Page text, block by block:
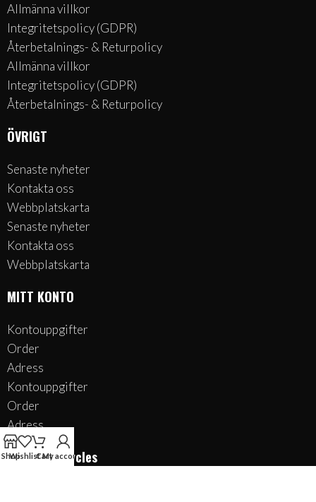
Allmänna villkor
Integritetspolicy (GDPR)
Återbetalnings- & Returpolicy
Allmänna villkor
Integritetspolicy (GDPR)
Återbetalnings- & Returpolicy
ÖVRIGT
Senaste nyheter
Kontakta oss
Webbplatskarta
Senaste nyheter
Kontakta oss
Webbplatskarta
MITT KONTO
Kontouppgifter
Order
Adress
Kontouppgifter
Order
Adress
JWC Motorcycles
ShopWishlistCart
My account